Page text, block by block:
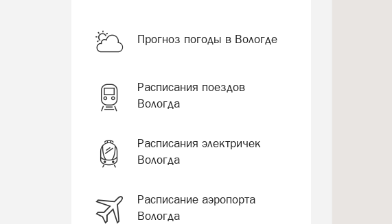
Прогноз погоды в Вологде
Расписания поездов
Вологда
Расписания электричек
Вологда
Расписание аэропорта
Вологда